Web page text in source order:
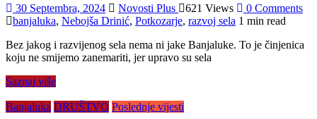
30 Septembra, 2024 Novosti Plus 621 Views
0 Comments
banjaluka, Nebojša Drinić, Potkozarje, razvoj sela 1 min read
Bez jakog i razvijenog sela nema ni jake Banjaluke. To je činjenica
koju ne smijemo zanemariti, jer upravo su sela
Saznaj više
Banjaluka DRUŠTVO Poslednje vijesti